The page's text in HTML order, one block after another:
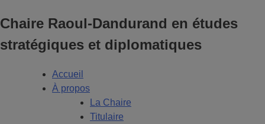
Chaire Raoul-Dandurand en études
stratégiques et diplomatiques
Accueil
À propos
La Chaire
Titulaire